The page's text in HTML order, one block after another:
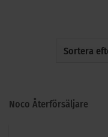
Noco Återförsäljare